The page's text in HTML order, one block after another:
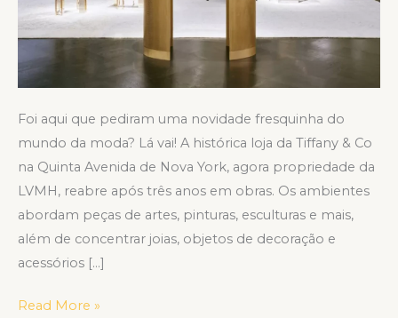
Foi aqui que pediram uma novidade fresquinha do
mundo da moda? Lá vai! A histórica loja da Tiffany & Co
na Quinta Avenida de Nova York, agora propriedade da
LVMH, reabre após três anos em obras. Os ambientes
abordam peças de artes, pinturas, esculturas e mais,
além de concentrar joias, objetos de decoração e
acessórios […]
Read More »